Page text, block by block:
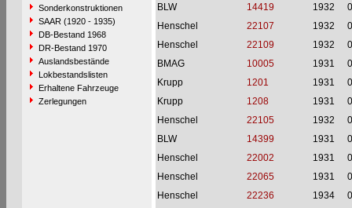
Sonderkonstruktionen
SAAR (1920 - 1935)
DB-Bestand 1968
DR-Bestand 1970
Auslandsbestände
Lokbestandslisten
Erhaltene Fahrzeuge
Zerlegungen
BLW
14419 1932
Henschel
22107 1932
Henschel
22109 1932
BMAG
10005 1931
Krupp
1201 1931
Krupp
1208 1931
Henschel
22105 1932
BLW
14399 1931
Henschel
22002 1931
Henschel
22065 1931
Henschel
22236 1934